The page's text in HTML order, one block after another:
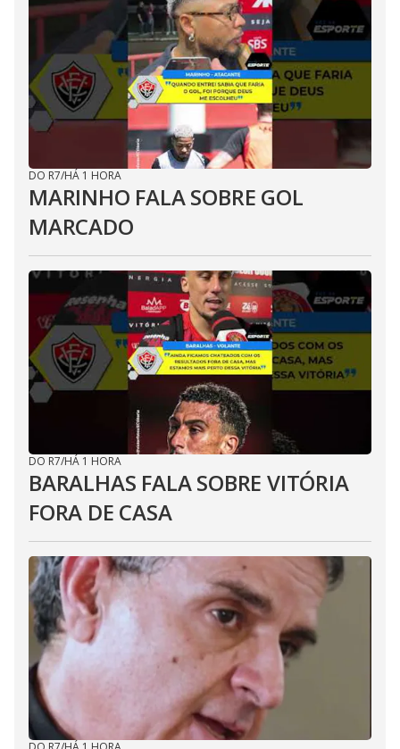
DO R7/HÁ 1 HORA
MARINHO FALA SOBRE GOL
MARCADO
DO R7/HÁ 1 HORA
BARALHAS FALA SOBRE VITÓRIA
FORA DE CASA